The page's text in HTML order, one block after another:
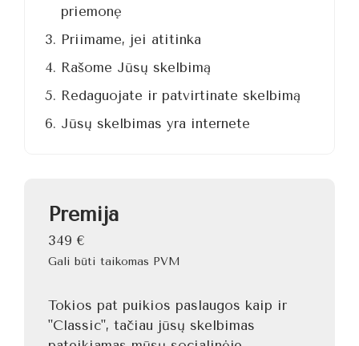
priemonę
Priimame, jei atitinka
Rašome Jūsų skelbimą
Redaguojate ir patvirtinate skelbimą
Jūsų skelbimas yra internete
Premija
349 €
Gali būti taikomas PVM
Tokios pat puikios paslaugos kaip ir
"Classic", tačiau jūsų skelbimas